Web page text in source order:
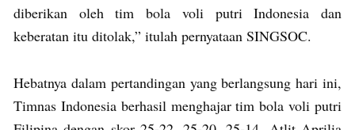
diberikan oleh tim bola voli putri Indonesia dan
keberatan itu ditolak,” itulah pernyataan SINGSOC.
Hebatnya dalam pertandingan yang berlangsung hari ini,
Timnas Indonesia berhasil menghajar tim bola voli putri